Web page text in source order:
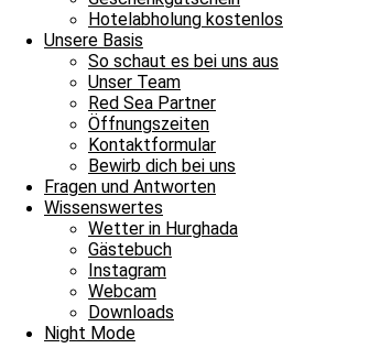
Hotelabholung kostenlos
Unsere Basis
So schaut es bei uns aus
Unser Team
Red Sea Partner
Öffnungszeiten
Kontaktformular
Bewirb dich bei uns
Fragen und Antworten
Wissenswertes
Wetter in Hurghada
Gästebuch
Instagram
Webcam
Downloads
Night Mode
News
Unsere Basis
Tauchen
Fragen und Antworten
Envelope Facebook Youtube
James & Mac Diving Center
Giftun Azur Resort
0000 Hurghada / Red Sea / Egypt
Tel: +20 122 311 8923
Tel Büro: +20 65 3463003